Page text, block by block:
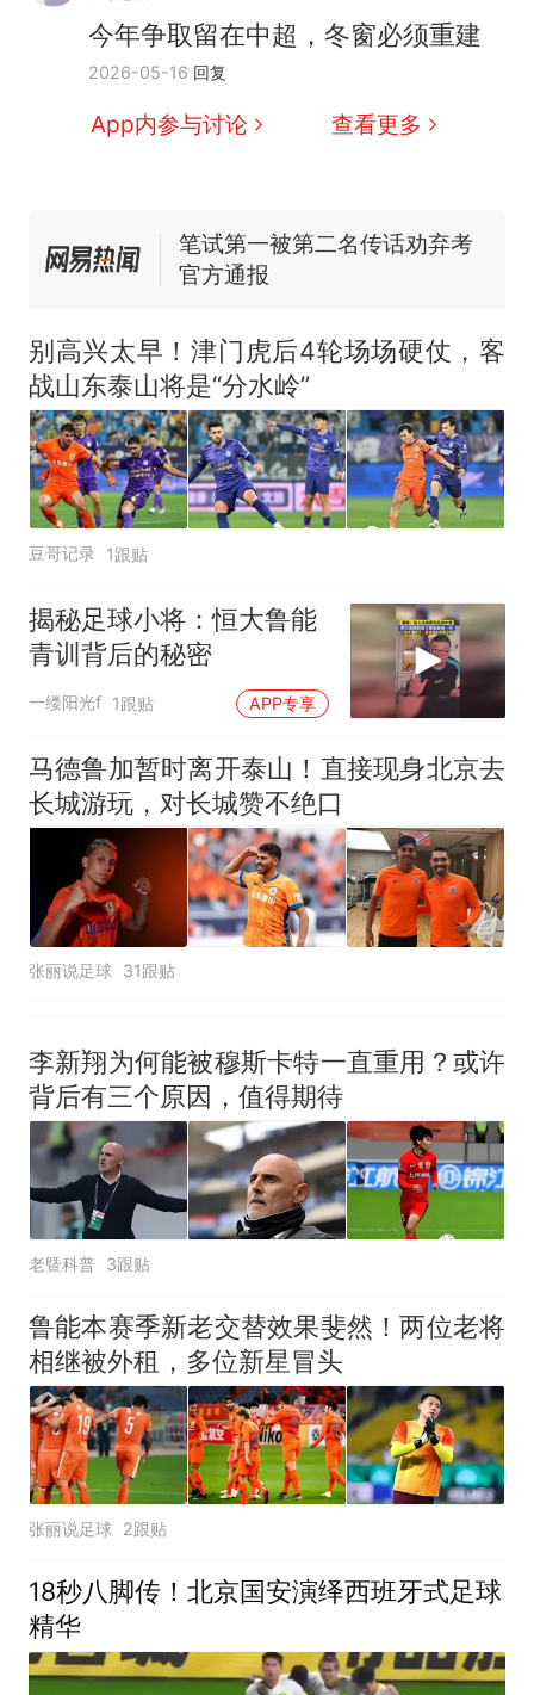
今年争取留在中超，冬窗必须重建
2026-05-16 回复
App内参与讨论 查看更多
号，仅凭视频评出？中国烹饪
协会回应
男子上山采菌偶然发现鸡枞菌
窝，原地守1天等它长大：挖了
140多朵
美国渔民钓获鲨鱼徒手将其拽
热 那个在床头放菜刀的女孩，
因老师一句“跟我回家”改写了
别高兴太早！津门虎后4轮场场硬仗，客
战山东泰山将是“分水岭”
豆哥记录 1跟贴
揭秘足球小将：恒大鲁能
青训背后的秘密
一缕阳光f 1跟贴 APP专享
马德鲁加暂时离开泰山！直接现身北京去
长城游玩，对长城赞不绝口
张丽说足球 31跟贴
李新翔为何能被穆斯卡特一直重用？或许
背后有三个原因，值得期待
老曁科普 3跟贴
鲁能本赛季新老交替效果斐然！两位老将
相继被外租，多位新星冒头
张丽说足球 2跟贴
18秒八脚传！北京国安演绎西班牙式足球
精华